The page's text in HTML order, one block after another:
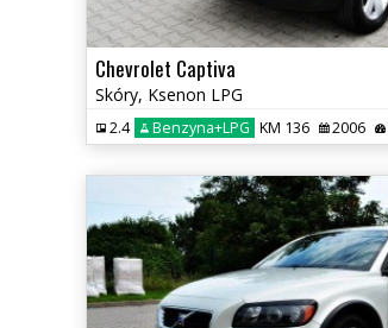
Chevrolet Captiva
Skóry, Ksenon LPG
2.4 Benzyna+LPG KM 136 2006